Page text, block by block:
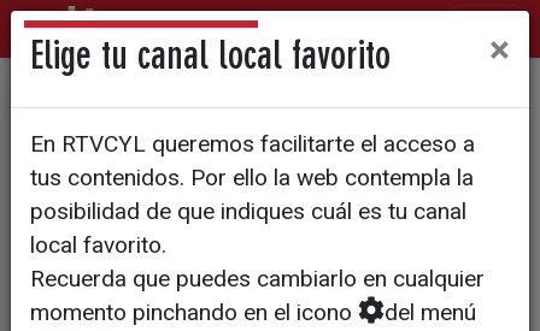
Lo que deja el Arlanzón en el
parque de la Isla, Burgos
Elige tu canal local favorito ×
En RTVCYL queremos facilitarte el acceso a
tus contenidos. Por ello la web contempla la
posibilidad de que indiques cuál es tu canal
local favorito.
Recuerda que puedes cambiarlo en cualquier
momento pinchando en el icono
del menú